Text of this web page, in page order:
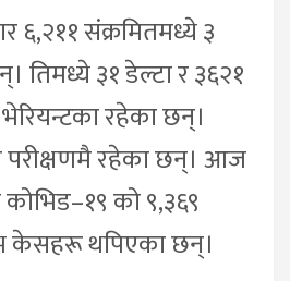
संक्रमितमध्ये ३
तिमध्ये ३१ डेल्टा र ३६२१
रहेका छन्।
रहेका छन्। आज
को ९,३६९
केसहरू थपिएका छन्।